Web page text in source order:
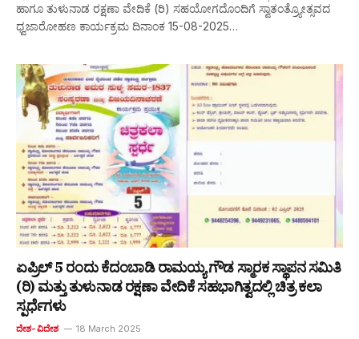
ಹಾಗೂ ತುಳುನಾಡ ರಕ್ಷಣಾ ವೇದಿಕೆ (ರಿ) ಸಹಯೋಗದೊಂದಿಗೆ ಸ್ವಾತಂತ್ರ್ಯೋತ್ಸವದ
ಧ್ವಜಾರೋಹಣ ಕಾರ್ಯಕ್ರಮ ದಿನಾಂಕ 15-08-2025…
ಏಪ್ರಿಲ್ 5 ರಂದು ಕೆದಂಬಾಡಿ ರಾಮಯ್ಯ ಗೌಡ ಸ್ಮಾರಕ ಸ್ಥಾಪನ ಸಮಿತಿ
(ರಿ) ಮತ್ತು ತುಳುನಾಡ ರಕ್ಷಣಾ ವೇದಿಕೆ ಸಹಭಾಗಿತ್ವದಲ್ಲಿ ಚಿತ್ರ ಕಲಾ
ಸ್ಪರ್ಧೆಗಳು
ದೇಶ-ವಿದೇಶ 18 March 2025